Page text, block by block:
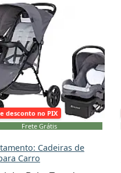
desconto no PIX
Frete Grátis
Cadeiras de
Carro